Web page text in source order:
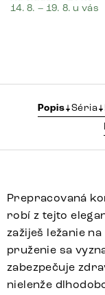
14. 8. – 19. 8. u vás
Popis Séria
Prepracovaná
robí z tejto
zažiješ ležanie
pruženie sa
zabezpečuje
nielenže